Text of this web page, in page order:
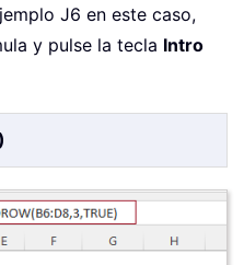
J6 en este caso,
y pulse la tecla Intro